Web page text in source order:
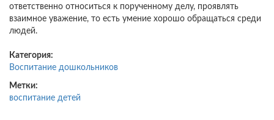
ответственно относиться к порученному делу, проявлять
взаимное уважение, то есть умение хорошо обращаться среди
людей.
Категория:
Воспитание дошкольников
Метки:
воспитание детей